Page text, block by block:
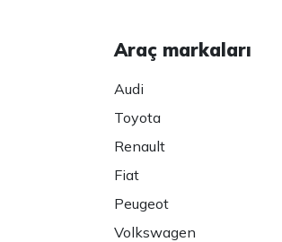
Araç markaları
Audi
Toyota
Renault
Fiat
Peugeot
Volkswagen